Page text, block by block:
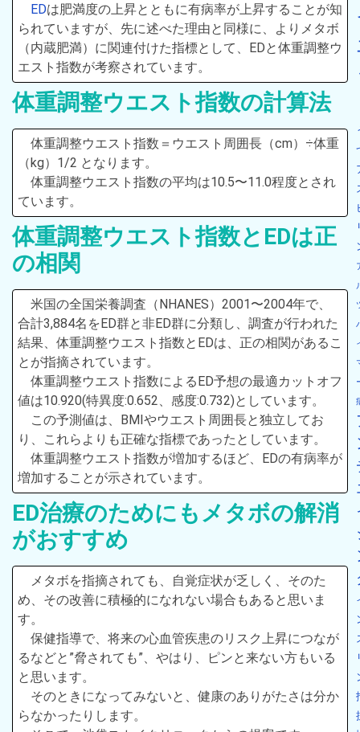
EDは肥満度の上昇とともに有病率が上昇することが知
られていますが、先に述べた理由と同様に、よりメタボ
（内蔵肥満）に関連付けた指標として、EDと体重調整ウ
エスト指数が考察されています。
体重調整ウエスト指数の計算法
体重調整ウエスト指数＝ウエスト周囲長（cm）÷体重
（kg）1/2 となります。
体重調整ウエスト指数の平均は10.5〜11.0程度とされ
ています。
体重調整ウエスト指数とEDは正
の相関
米国の全国栄養調査（NHANES）2001〜2004年で、
合計3,884名をED群と非ED群に分類し、調査が行われた
結果、体重調整ウエスト指数とEDは、正の相関があるこ
とが指摘されています。
体重調整ウエスト指数によるED予想の最適カットオフ
値は10.920(特異度:0.652、感度:0.732)としています。
この予測値は、BMIやウエスト周囲長と独立してお
り、これらよりも正確な指標であったとしています。
体重調整ウエスト指数が増加するほど、EDの有病率が
増加することが示されています。
ED治療のためにもメタボの解消
がおすすめ
メタボを指摘されても、自覚症状が乏しく、そのた
め、その改善に積極的になれない場合もあると思いま
す。
保健指導で、将来の心血管疾患のリスク上昇につなが
るなどと”脅されても”、やはり、ピンと来ない方もいる
と思います。
そのときになってみないと、健康のありがたさは分か
らなかったりします。